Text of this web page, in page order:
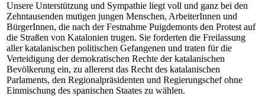
Unsere Unterstützung und Sympathie liegt voll und ganz bei den
Zehntausenden mutigen jungen Menschen, ArbeiterInnen und
BürgerInnen, die nach der Festnahme Puigdemonts den Protest auf
die Straßen von Katalonien trugen. Sie forderten die Freilassung
aller katalanischen politischen Gefangenen und traten für die
Verteidigung der demokratischen Rechte der katalanischen
Bevölkerung ein, zu allererst das Recht des katalanischen
Parlaments, den Regionalpräsidenten und Regierungschef ohne
Einmischung des spanischen Staates zu wählen.